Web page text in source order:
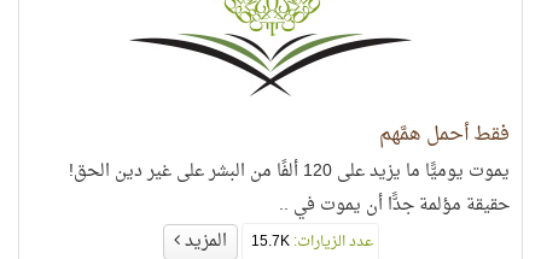
فقط أحمل همَّهم
يموت يوميًّا ما يزيد على 120 ألفًا من البشر على غير دين الحق!
حقيقة مؤلمة جدًّا أن يموت في ..
عدد الزيارات:15.7K المزيد